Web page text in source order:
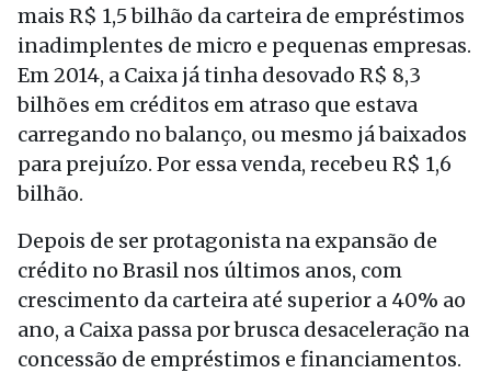
mais R$ 1,5 bilhão da carteira de empréstimos
inadimplentes de micro e pequenas empresas.
Em 2014, a Caixa já tinha desovado R$ 8,3
bilhões em créditos em atraso que estava
carregando no balanço, ou mesmo já baixados
para prejuízo. Por essa venda, recebeu R$ 1,6
bilhão.
Depois de ser protagonista na expansão de
crédito no Brasil nos últimos anos, com
crescimento da carteira até superior a 40% ao
ano, a Caixa passa por brusca desaceleração na
concessão de empréstimos e financiamentos.